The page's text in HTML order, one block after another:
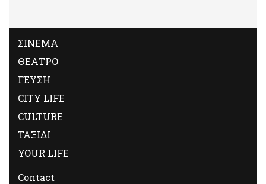
ΣΙΝΕΜΑ
ΘΕΑΤΡΟ
ΓΕΥΣΗ
CITY LIFE
CULTURE
ΤΑΞΙΔΙ
YOUR LIFE
Contact